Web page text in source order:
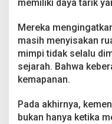
memiliki daya tarik
Mereka
masih menyisakan
mimpi tidak selalu
sejarah. Bahwa
kemapanan.
Pada akhirnya,
bukan hanya ketika